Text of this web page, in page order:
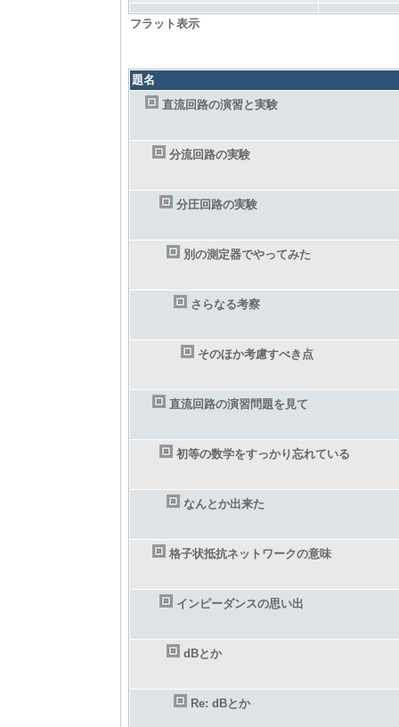
フラット表示
題名
直流回路の演習と実験
分流回路の実験
分圧回路の実験
別の測定器でやってみた
さらなる考察
そのほか考慮すべき点
直流回路の演習問題を見て
初等の数学をすっかり忘れている
なんとか出来た
格子状抵抗ネットワークの意味
インピーダンスの思い出
dBとか
Re: dBとか